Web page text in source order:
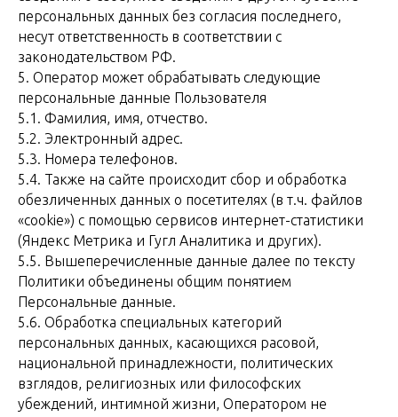
персональных данных без согласия последнего,
несут ответственность в соответствии с
законодательством РФ.
5. Оператор может обрабатывать следующие
персональные данные Пользователя
5.1. Фамилия, имя, отчество.
5.2. Электронный адрес.
5.3. Номера телефонов.
5.4. Также на сайте происходит сбор и обработка
обезличенных данных о посетителях (в т.ч. файлов
«cookie») с помощью сервисов интернет-статистики
(Яндекс Метрика и Гугл Аналитика и других).
5.5. Вышеперечисленные данные далее по тексту
Политики объединены общим понятием
Персональные данные.
5.6. Обработка специальных категорий
персональных данных, касающихся расовой,
национальной принадлежности, политических
взглядов, религиозных или философских
убеждений, интимной жизни, Оператором не